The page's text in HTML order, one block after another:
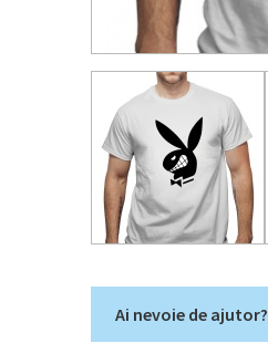
Ai nevoie de ajutor?